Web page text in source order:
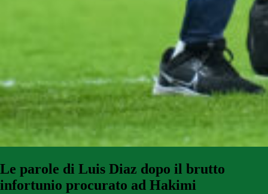
Le parole di Luis Diaz dopo il brutto
infortunio procurato ad Hakimi